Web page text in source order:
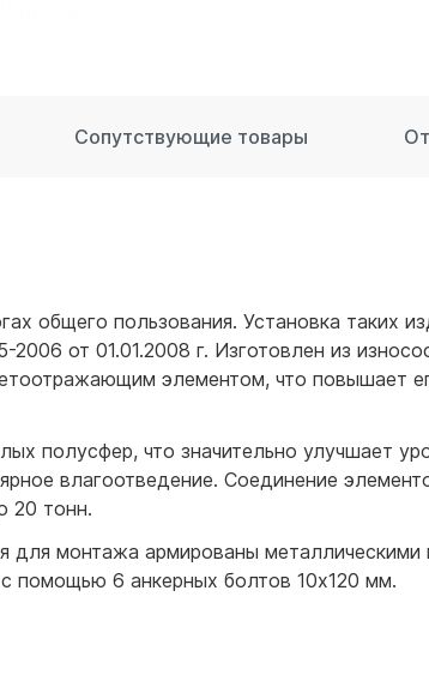
Сопутствующие товары
общего пользования. Установка таких
от 01.01.2008 г. Изготовлен из
элементом, что повышает
полусфер, что значительно улучшает
влагоотведение. Соединение
20 тонн.
для монтажа армированы
помощью 6 анкерных болтов 10х120 мм.